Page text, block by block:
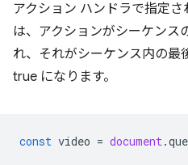
アクション ハンドラで指定さ
は、アクションがシーケンス
れ、それがシーケンス内の最
true になります。
const video = document.